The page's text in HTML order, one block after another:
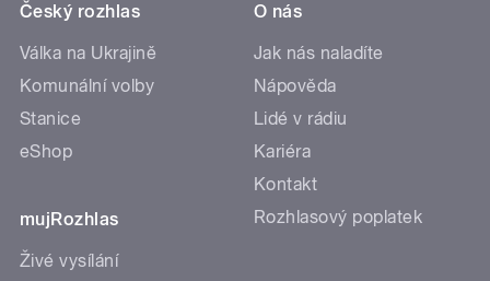
Český rozhlas
Válka na Ukrajině
Komunální volby
Stanice
eShop
mujRozhlas
Živé vysílání
O nás
Jak nás naladíte
Nápověda
Lidé v rádiu
Kariéra
Kontakt
Rozhlasový poplatek